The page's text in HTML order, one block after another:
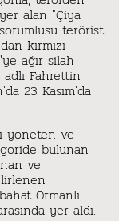
alan "Çiya
terörist
kırmızı
ağır silah
Fahrettin
23 Kasım'da
yöneten ve
bulunan
ve
Ormanlı,
yer aldı.